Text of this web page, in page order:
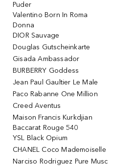
Puder
Valentino Born In Roma
Donna
DIOR Sauvage
Douglas Gutscheinkarte
Gisada Ambassador
BURBERRY Goddess
Jean Paul Gaultier Le Male
Paco Rabanne One Million
Creed Aventus
Maison Francis Kurkdjian
Baccarat Rouge 540
YSL Black Opium
CHANEL Coco Mademoiselle
Narciso Rodriguez Pure Musc